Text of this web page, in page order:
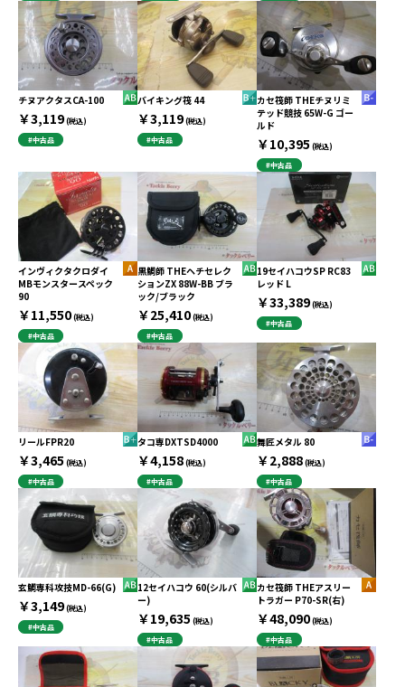
チヌアクタスCA-100
￥3,119(税込)
#中古品
バイキング筏 44
￥3,119(税込)
#中古品
カセ筏師 THEチヌリミ
テッド競技 65W-G ゴー
ルド
￥10,395 (税込)
#中古品
インヴィクタクロダイ
MBモンスタースペック
90
￥11,550(税込)
#中古品
黒鯛師 THEヘチセレク
ションZX 88W-BB ブラ
ック/ブラック
￥25,410(税込)
#中古品
19セイハコウSP RC83
レッド L
￥33,389(税込)
#中古品
リールFPR20
￥3,465 (税込)
#中古品
タコ専DXTSD4000
￥4,158(税込)
#中古品
舞匠メタル 80
￥2,888(税込)
#中古品
玄鯛専科攻技MD-66(G)
￥3,149(税込)
#中古品
12セイハコウ 60(シルバ
ー)
￥19,635 (税込)
#中古品
カセ筏師 THEアスリー
トラガー P70-SR(右)
￥48,090(税込)
#中古品